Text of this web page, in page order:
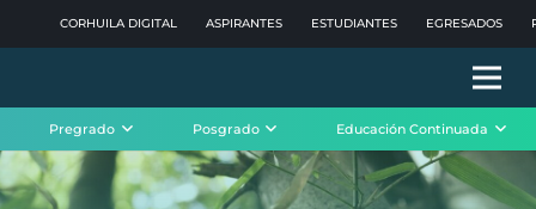
CORHUILA DIGITAL ASPIRANTES ESTUDIANTES EGRESADOS
Pregrado Posgrado Educación Continuada